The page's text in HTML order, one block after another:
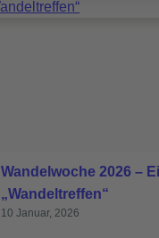
Wandelwoche 2026 –
„Wandeltreffen“
10 Januar, 2026